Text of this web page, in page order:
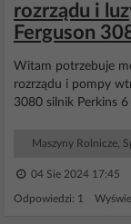
rozrządu i
Ferguson
Witam potrzebuje
rozrządu i pompy
3080 silnik Perkins
Maszyny Rolnicze,
04 Sie 2024 17:45
Odpowiedzi: 1